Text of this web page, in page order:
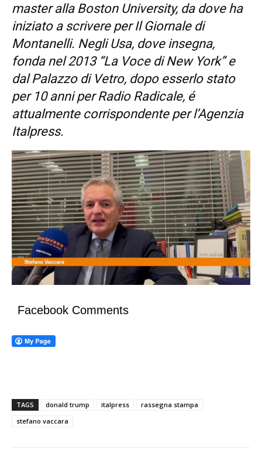
master alla Boston University, da dove ha
iniziato a scrivere per Il Giornale di
Montanelli. Negli Usa, dove insegna,
fonda nel 2013 “La Voce di New York” e
dal Palazzo di Vetro, dopo esserlo stato
per 10 anni per Radio Radicale, é
attualmente corrispondente per l’Agenzia
Italpress.
Facebook Comments
TAGS donald trump italpress
rassegna stampa
stefano vaccara